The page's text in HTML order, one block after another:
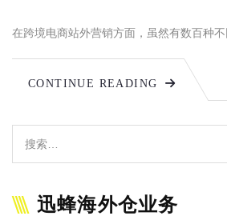
在跨境电商站外营销方面，虽然有数百种
CONTINUE READING
迅蜂海外仓业务